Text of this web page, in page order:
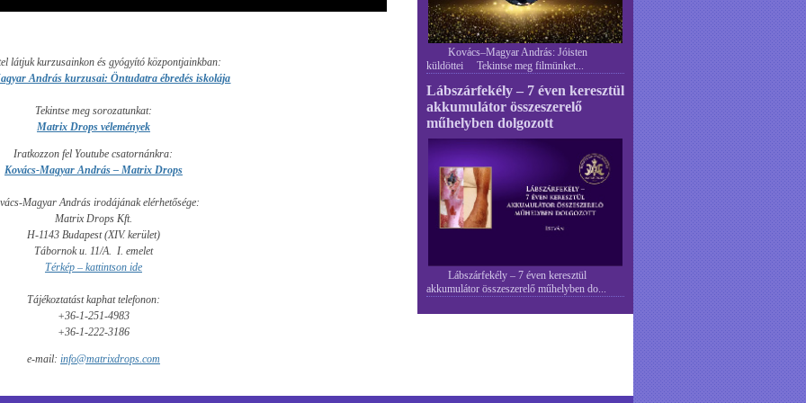
látjuk kurzusainkon és gyógyító központjainkban:
András kurzusai: Öntudatra ébredés iskolája
Tekintse meg sorozatunkat:
Matrix Drops vélemények
Iratkozzon fel Youtube csatornánkra:
Kovács-Magyar András – Matrix Drops
Magyar András irodájának elérhetősége:
Matrix Drops Kft.
H-1143 Budapest (XIV. kerület)
Tábornok u. 11/A. I. emelet
Térkép – kattintson ide
Tájékoztatást kaphat telefonon:
+36-1-251-4983
+36-1-222-3186
e-mail: info@matrixdrops.com
Kovács–Magyar András: Jóisten
küldöttei Tekintse meg filmünket...
Lábszárfekély – 7 éven keresztül
akkumulátor összeszerelő
műhelyben dolgozott
Lábszárfekély – 7 éven keresztül
akkumulátor összeszerelő műhelyben do...